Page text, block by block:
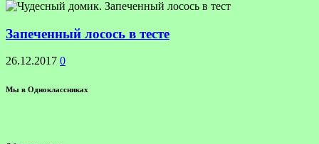
Запеченный лосось в тесте
26.12.2017 0
Мы в Одноклассниках